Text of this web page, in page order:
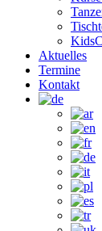
Aktuelles
Termine
Kontakt